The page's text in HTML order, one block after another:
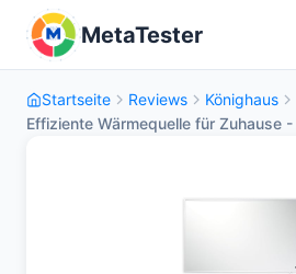
MetaTester
Startseite Reviews
Könighaus
Effiziente Wärmequelle für Zuhause -